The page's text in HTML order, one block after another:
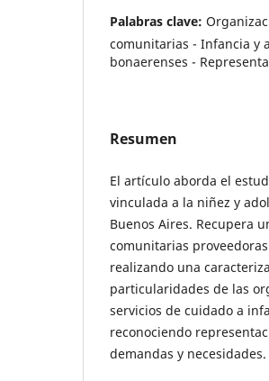
Palabras clave:
comunitarias - Infancia y
bonaerenses -
Resumen
El artículo aborda el
vinculada a la niñez y
Buenos Aires. Recupera
comunitarias
realizando una
particularidades de las
servicios de cuidado a
reconociendo
demandas y necesidades.